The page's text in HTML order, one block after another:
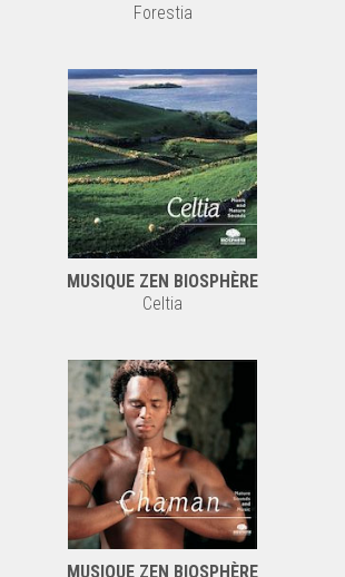
Forestia
MUSIQUE ZEN BIOSPHÈRE
Celtia
MUSIQUE ZEN BIOSPHÈRE